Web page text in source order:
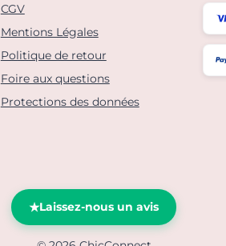
CGV
Mentions Légales
Politique de retour
Foire aux questions
Protections des données
Laissez-nous un avis